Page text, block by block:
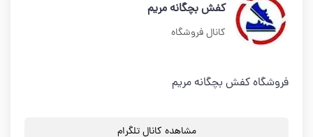
کفش بچگانه مریم
کانال فروشگاه
فروشگاه کفش بچگانه مریم
مشاهده کانال تلگرام